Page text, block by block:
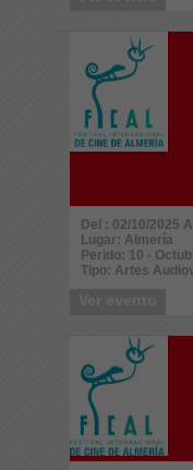
Del : 02/10/2025
Lugar: Almería
Perido: 10 -
Tipo: Artes